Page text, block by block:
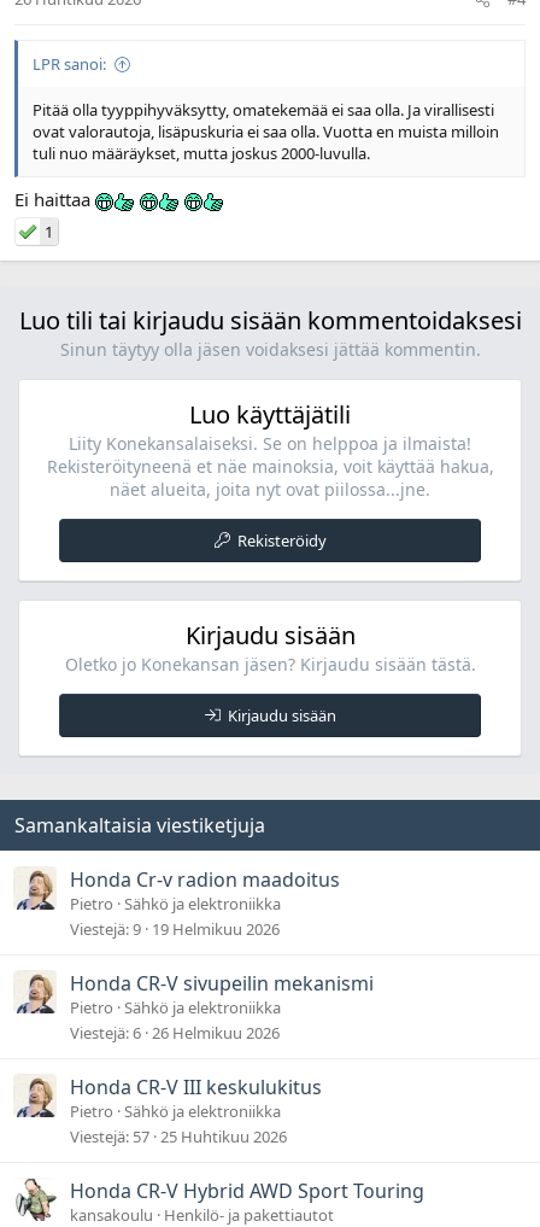
LPR sanoi:
Pitää olla tyyppihyväksytty, omatekemää ei saa olla. Ja virallisesti
ovat valorautoja, lisäpuskuria ei saa olla. Vuotta en muista milloin
tuli nuo määräykset, mutta joskus 2000-luvulla.
Ei haittaa
1
Luo tili tai kirjaudu sisään kommentoidaksesi
Sinun täytyy olla jäsen voidaksesi jättää kommentin.
Luo käyttäjätili
Liity Konekansalaiseksi. Se on helppoa ja ilmaista!
Rekisteröityneenä et näe mainoksia, voit käyttää hakua,
näet alueita, joita nyt ovat piilossa...jne.
Rekisteröidy
Kirjaudu sisään
Oletko jo Konekansan jäsen? Kirjaudu sisään tästä.
Kirjaudu sisään
Samankaltaisia viestiketjuja
Honda Cr-v radion maadoitus
Pietro
Sähkö ja elektroniikka
Viestejä 9 19 Helmikuu 2026
Honda CR-V sivupeilin mekanismi
Pietro
Sähkö ja elektroniikka
Viestejä 6 26 Helmikuu 2026
Honda CR-V III keskulukitus
Pietro
Sähkö ja elektroniikka
Viestejä 57 25 Huhtikuu 2026
Honda CR-V Hybrid AWD Sport Touring
kansakoulu
Henkilö- ja pakettiautot